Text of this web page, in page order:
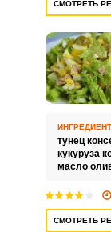
СМОТРЕТЬ
тунец
кукуруза
масло
СМОТРЕТЬ